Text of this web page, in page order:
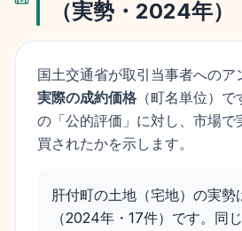
（実勢・ 2024年）
国土交通省が取引当事者へのア
実際の成約価格 （町名単位）
の「公的評価」に対し、市場で
買されたかを示します。
肝付町の土地（宅地）の実勢
（2024年・17件）です。同